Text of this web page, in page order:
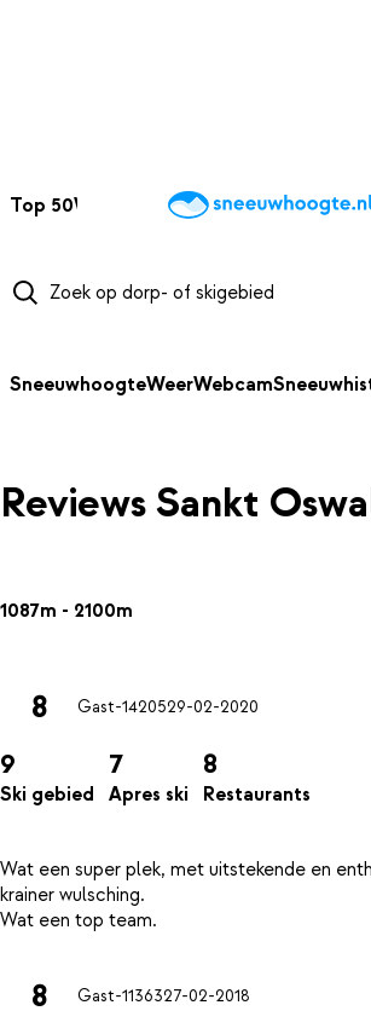
Top 50Webcams Wintersportweer
SneeuwhoogteWeerWebcam
Reviews Sankt
1087m - 2100m
8 Gast-1420529-02-2020
9
Ski gebied
7
Apres ski
8
Restaurants
Wat een super plek, met uitstekende en
krainer wulsching.
8 Gast-1136327-02-2018